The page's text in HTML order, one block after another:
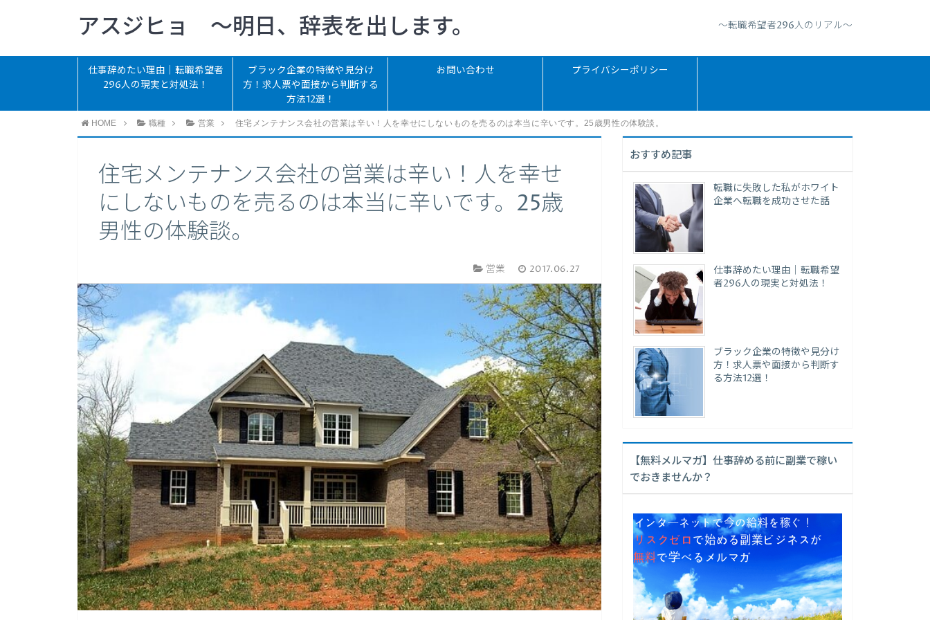
アスジヒョ 〜明日、辞表を出します。 〜転職希望者296人のリアル〜
仕事辞めたい理由｜転職希望者
296人の現実と対処法！
ブラック企業の特徴や見分け
方！求人票や面接から判断する
方法12選！
お問い合わせ プライバシーポリシー
HOME 職種 営業 住宅メンテナンス会社の営業は辛い！人を幸せにしないものを売るのは本当に辛いです。25歳男性の体験談。
住宅メンテナンス会社の営業は辛い！人を幸せ
にしないものを売るのは本当に辛いです。25歳
男性の体験談。
営業 2017.06.27
おすすめ記事
転職に失敗した私がホワイト
企業へ転職を成功させた話
仕事辞めたい理由｜転職希望
者296人の現実と対処法！
ブラック企業の特徴や見分け
方！求人票や面接から判断す
る方法12選！
【無料メルマガ】仕事辞める前に副業で稼い
でおきませんか？